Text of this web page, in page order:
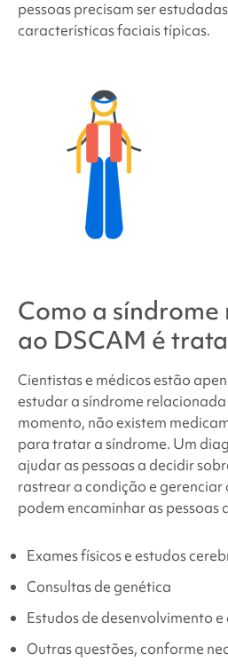
pessoas precisam ser
características faciais típicas.
Como a
ao DSCAM é
Cientistas e médicos estão
estudara síndrome
momento, não existem
para tratar a síndrome. Um
ajudar as pessoas a decidir
rastrear a condição e gerenciar
podem encaminhar as pessoas
Exames físicos e estudos
Consultas de genética
Estudos de desenvolvimento
Outras questões, conforme